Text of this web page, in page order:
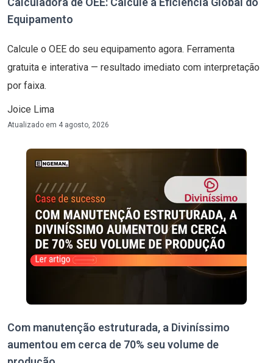
Equipamento
Calcule o OEE do seu equipamento agora. Ferramenta
gratuita e interativa — resultado imediato com interpretação
por faixa.
Joice Lima
Atualizado em 4 agosto, 2026
Com manutenção estruturada, a Diviníssimo
aumentou em cerca de 70% seu volume de